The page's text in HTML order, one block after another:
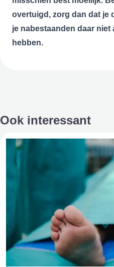
overtuigd, zorg dan dat je
je nabestaanden daar niet
hebben.
Ook interessant